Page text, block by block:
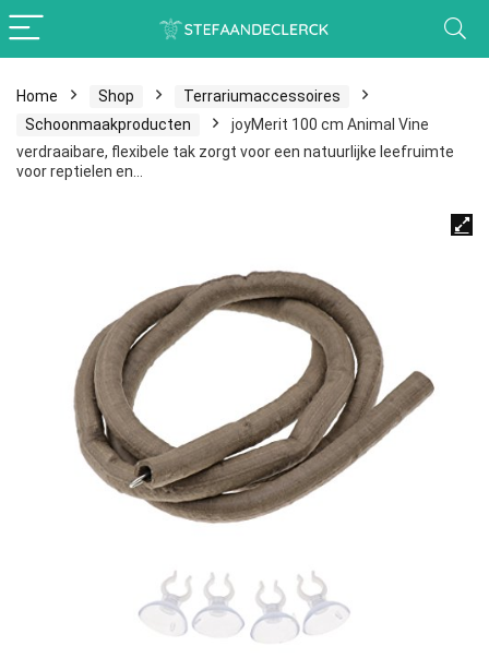
Home Shop
Terrariumaccessoires
Schoonmaakproducten
joyMerit 100 cm Animal Vine
verdraaibare, flexibele tak zorgt voor een natuurlijke leefruimte
voor reptielen en…